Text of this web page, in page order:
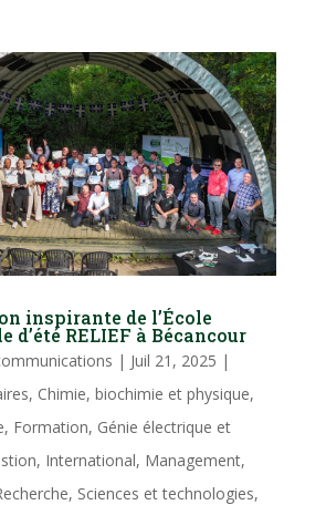
inspirante de l’École
RELIEF à Bécancour
| Juil 21, 2025 |
, Chimie, biochimie et physique,
, Formation, Génie électrique et
, International, Management,
, Sciences et technologies,